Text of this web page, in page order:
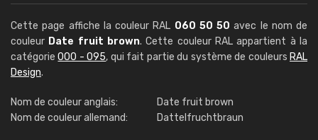
Cette page affiche la couleur RAL 060 50 50 avec le nom de
couleur Date fruit brown. Cette couleur RAL appartient à la
catégorie000 - 095, qui fait partie du système de couleurs RAL
Design.
Nom de couleur anglais:
Date fruit brown
Nom de couleur allemand:
Dattelfruchtbraun